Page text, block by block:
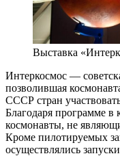
Выставка
Интеркосмос —
позволившая
СССР стран
Благодаря программе в
космонавты, не
Кроме пилотируемых
осуществлялись